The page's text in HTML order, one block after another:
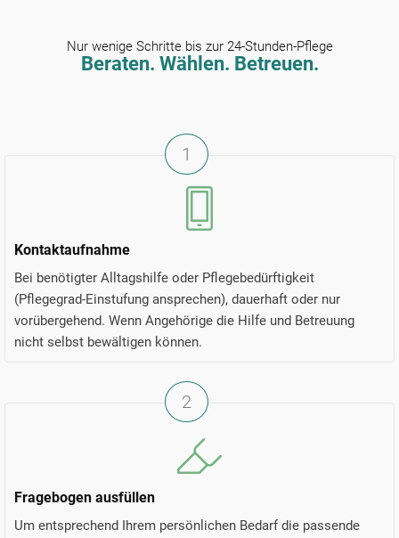
Nur wenige Schritte bis zur 24-Stunden-Pflege
Beraten. Wählen. Betreuen.
Kontaktaufnahme
Bei benötigter Alltagshilfe oder Pflegebedürftigkeit
(Pflegegrad-Einstufung ansprechen), dauerhaft oder nur
vorübergehend. Wenn Angehörige die Hilfe und Betreuung
nicht selbst bewältigen können.
1
Fragebogen ausfüllen
Um entsprechend Ihrem persönlichen Bedarf die passende
2